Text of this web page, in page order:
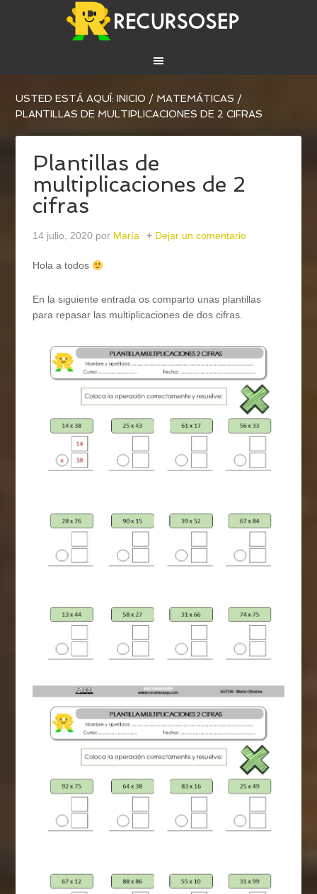
USTED ESTÁ AQUÍ:INICIO / MATEMÁTICAS /
PLANTILLAS DE MULTIPLICACIONES DE 2 CIFRAS
Plantillas de
multiplicaciones de 2
cifras
14 julio, 2020 por María Dejar un comentario
Hola a todos
En la siguiente entrada os comparto unas plantillas
para repasar las multiplicaciones de dos cifras.